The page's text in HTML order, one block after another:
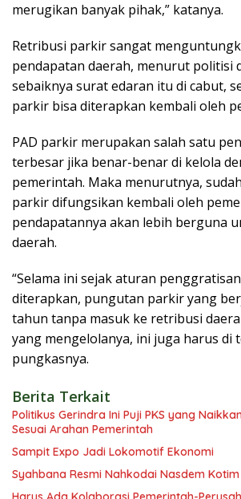
merugikan banyak pihak,” katanya.
Retribusi parkir sangat
pendapatan daerah, menurut politisi
sebaiknya surat edaran itu di cabut,
parkir bisa diterapkan kembali oleh
PAD parkir merupakan salah satu
terbesar jika benar-benar di kelola
pemerintah. Maka menurutnya,
parkir difungsikan kembali oleh
pendapatannya akan lebih berguna
daerah.
“Selama ini sejak aturan
diterapkan, pungutan parkir yang
tahun tanpa masuk ke retribusi
yang mengelolanya, ini juga harus di
pungkasnya.
Berita Terkait
Politikus Gerindra Ini Puji PKS yang
Sesuai Arahan Pemerintah
Sampit Expo Jadi Lokomotif Ekonomi
Syahbana Resmi Nahkodai Nasdem Kotim